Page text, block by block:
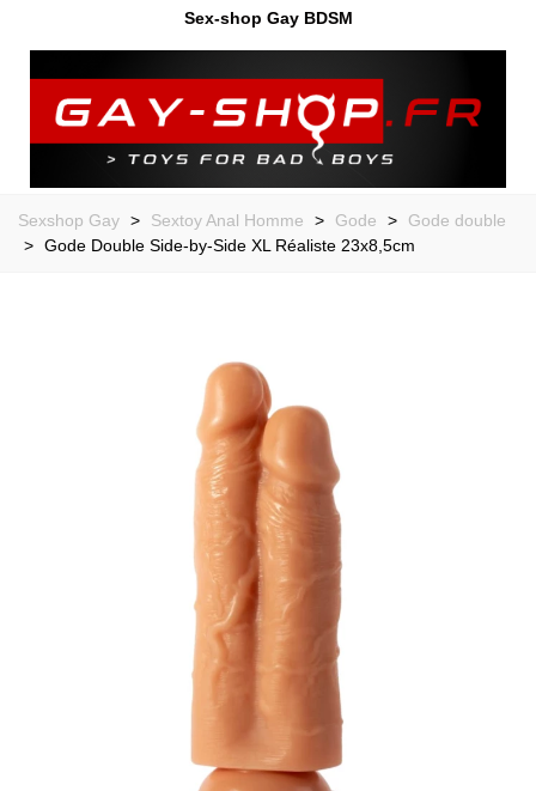
Sex-shop Gay BDSM
Sexshop Gay > Sextoy Anal Homme > Gode >
Gode double
> Gode Double Side-by-Side XL Réaliste 23x8,5cm